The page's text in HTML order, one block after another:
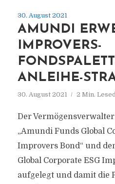
30. August 2021
AMUNDI
IMPROVERS-
ANLEIHE-
30. August 2021 2 Min.
Der
„Amundi Funds Global
Improvers Bond“ und
Global Corporate ESG
aufgelegt und damit die